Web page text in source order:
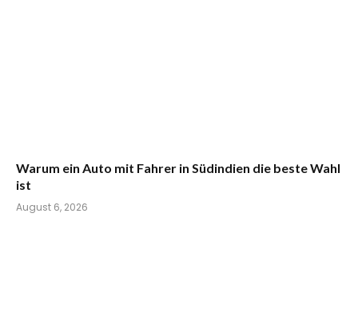
Warum ein Auto mit Fahrer in Südindien die beste Wahl
ist
August 6, 2026